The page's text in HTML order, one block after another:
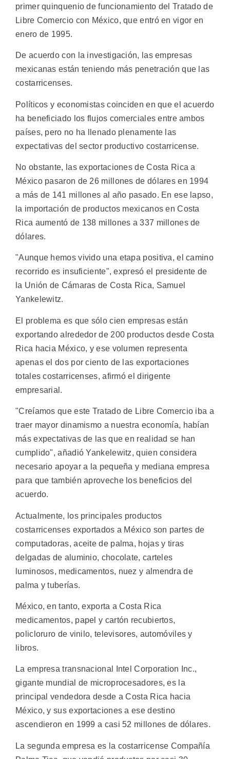
primer quinquenio de funcionamiento del Tratado de
Libre Comercio con México, que entró en vigor en
enero de 1995.
De acuerdo con la investigación, las empresas
mexicanas están teniendo más penetración que las
costarricenses.
Políticos y economistas coinciden en que el acuerdo
ha beneficiado los flujos comerciales entre ambos
países, pero no ha llenado plenamente las
expectativas del sector productivo costarricense.
No obstante, las exportaciones de Costa Rica a
México pasaron de 26 millones de dólares en 1994
a más de 141 millones al año pasado. En ese lapso,
la importación de productos mexicanos en Costa
Rica aumentó de 138 millones a 337 millones de
dólares.
"Aunque hemos vivido una etapa positiva, el camino
recorrido es insuficiente", expresó el presidente de
la Unión de Cámaras de Costa Rica, Samuel
Yankelewitz.
El problema es que sólo cien empresas están
exportando alrededor de 200 productos desde Costa
Rica hacia México, y ese volumen representa
apenas el dos por ciento de las exportaciones
totales costarricenses, afirmó el dirigente
empresarial.
"Creíamos que este Tratado de Libre Comercio iba a
traer mayor dinamismo a nuestra economía, habían
más expectativas de las que en realidad se han
cumplido", añadió Yankelewitz, quien considera
necesario apoyar a la pequeña y mediana empresa
para que también aproveche los beneficios del
acuerdo.
Actualmente, los principales productos
costarricenses exportados a México son partes de
computadoras, aceite de palma, hojas y tiras
delgadas de aluminio, chocolate, carteles
luminosos, medicamentos, nuez y almendra de
palma y tuberías.
México, en tanto, exporta a Costa Rica
medicamentos, papel y cartón recubiertos,
policloruro de vinilo, televisores, automóviles y
libros.
La empresa transnacional Intel Corporation Inc.,
gigante mundial de microprocesadores, es la
principal vendedora desde a Costa Rica hacia
México, y sus exportaciones a ese destino
ascendieron en 1999 a casi 52 millones de dólares.
La segunda empresa es la costarricense Compañía